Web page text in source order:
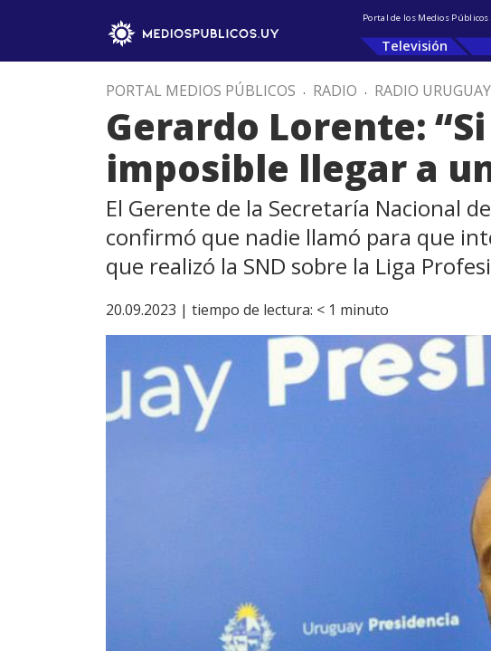
Portal de los Medios
Televisión
PORTAL MEDIOS PÚBLICOS . RADIO . RADIO URUGUAY
Gerardo Lorente:
imposible llegar a
El Gerente de la Secretaría Nacional
confirmó que nadie llamó para que
que realizó la SND sobre la Liga
20.09.2023 | tiempo de lectura: < 1 minuto